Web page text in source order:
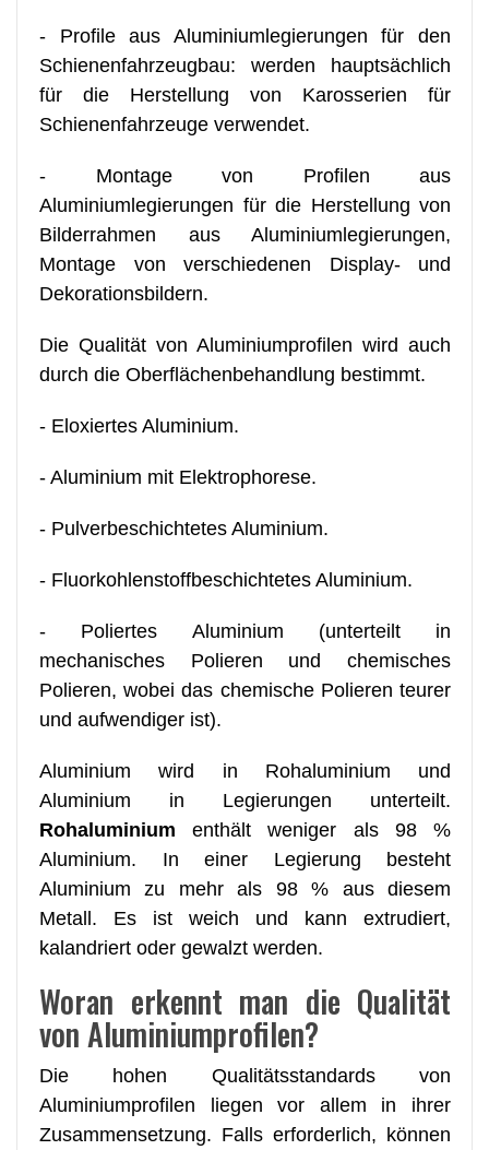
- Profile aus Aluminiumlegierungen für den
Schienenfahrzeugbau: werden hauptsächlich
für die Herstellung von Karosserien für
Schienenfahrzeuge verwendet.
- Montage von Profilen aus
Aluminiumlegierungen für die Herstellung von
Bilderrahmen aus Aluminiumlegierungen,
Montage von verschiedenen Display- und
Dekorationsbildern.
Die Qualität von Aluminiumprofilen wird auch
durch die Oberflächenbehandlung bestimmt.
- Eloxiertes Aluminium.
- Aluminium mit Elektrophorese.
- Pulverbeschichtetes Aluminium.
- Fluorkohlenstoffbeschichtetes Aluminium.
- Poliertes Aluminium (unterteilt in
mechanisches Polieren und chemisches
Polieren, wobei das chemische Polieren teurer
und aufwendiger ist).
Aluminium wird in Rohaluminium und
Aluminium in Legierungen unterteilt.
Rohaluminium enthält weniger als 98 %
Aluminium. In einer Legierung besteht
Aluminium zu mehr als 98 % aus diesem
Metall. Es ist weich und kann extrudiert,
kalandriert oder gewalzt werden.
Woran erkennt man die Qualität
von Aluminiumprofilen?
Die hohen Qualitätsstandards von
Aluminiumprofilen liegen vor allem in ihrer
Zusammensetzung. Falls erforderlich, können